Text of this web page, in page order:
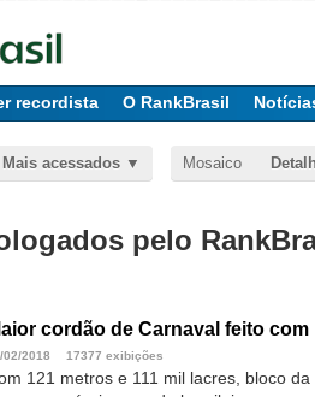
recordista O RankBrasil
Mais acessados Mosaico
pelo
cordão de Carnaval feito
02/2018 17377 exibições
121 metros e 111 mil lacres, bloco